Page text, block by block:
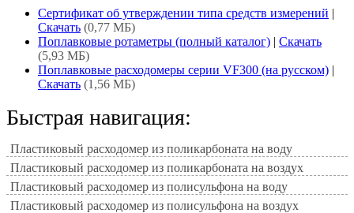
Сертификат об утверждении типа средств измерений |
Скачать (0,77 МБ)
Поплавковые ротаметры (полный каталог) | Скачать
(5,93 МБ)
Поплавковые расходомеры серии VF300 (на русском) |
Скачать (1,56 МБ)
Быстрая навигация:
Пластиковый расходомер из поликарбоната на воду
Пластиковый расходомер из поликарбоната на воздух
Пластиковый расходомер из полисульфона на воду
Пластиковый расходомер из полисульфона на воздух